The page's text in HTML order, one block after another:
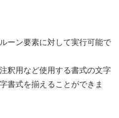
ーン要素に対して実行可能で
釈用など使用する書式の文字
書式を揃えることができま